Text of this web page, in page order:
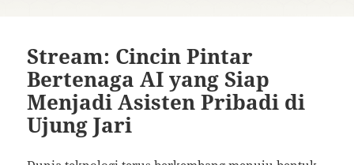
Stream: Cincin Pintar
Bertenaga AI yang Siap
Menjadi Asisten Pribadi di
Ujung Jari